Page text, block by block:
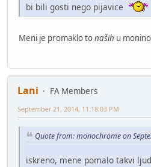
bi bili gosti nego pijavice
Meni je promaklo tonaših u
Lani
FA Members
September 21, 2014, 11:18:03 PM
Quote from: monochrome on
iskreno, mene pomalo takvi